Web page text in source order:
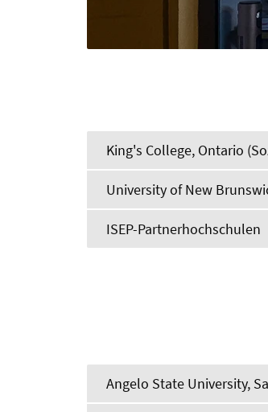
King's College, Ontario
University of New
ISEP-Partnerhochschulen
Angelo State University,